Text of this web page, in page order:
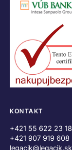
KONTAKT
+421 55 622 23 18
+421 907 919 608
legacik@legacik.sk